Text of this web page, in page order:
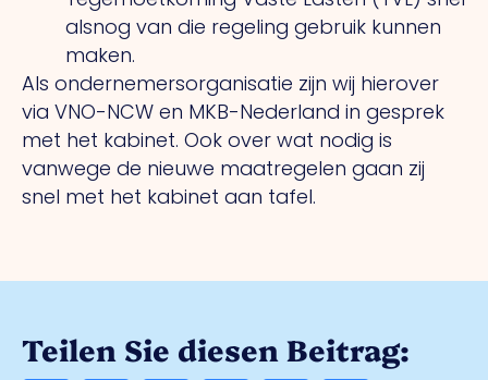
alsnog van die regeling gebruik kunnen
maken.
Als ondernemersorganisatie zijn wij hierover
via VNO-NCW en MKB-Nederland in gesprek
met het kabinet. Ook over wat nodig is
vanwege de nieuwe maatregelen gaan zij
snel met het kabinet aan tafel.
Teilen Sie diesen Beitrag: